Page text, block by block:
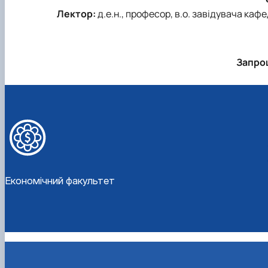
Лектор:д.е.н., професор, в.о. завідувача
Економічний факультет